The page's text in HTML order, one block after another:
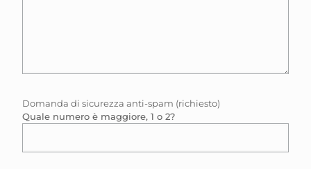
Domanda di sicurezza anti-spam (richiesto)
Quale numero è maggiore, 1 o 2?